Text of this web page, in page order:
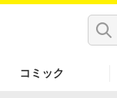
コミック